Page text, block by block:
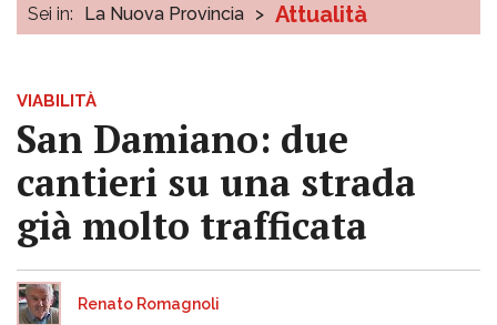
Sei in: La Nuova Provincia > Attualità
VIABILITÀ
San Damiano: due
cantieri su una strada
già molto trafficata
Renato Romagnoli